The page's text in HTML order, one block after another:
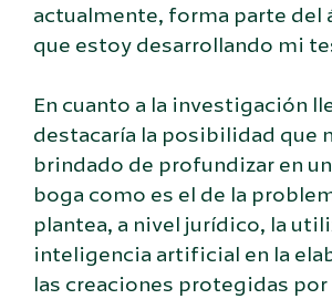
actualmente, forma parte del
que estoy desarrollando mi
En cuanto a la investigación
destacaría la posibilidad que
brindado de profundizar en
boga como es el de la
plantea, a nivel jurídico, la
inteligencia artificial en la
las creaciones protegidas